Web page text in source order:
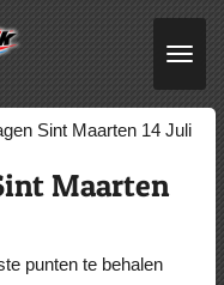
Sint Maarten 14 Juli
Maarten
punten te behalen